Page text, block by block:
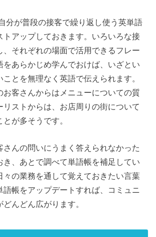
分が普段の接客で繰り返し使う英単語
トアップしておきます。いろいろな接
、それぞれの場面で活用できるフレー
をあらかじめ学んでおけば、いざとい
ことを無理なく英語で伝えられます。
お客さんからはメニューについての質
リストからは、お店周りの街について
が多そうです。
さんの問いにうまく答えられなかった
き、あとで調べて単語帳を補足してい
々の業務を通して覚えておきたい言葉
語帳をアップデートすれば、コミュニ
んどん広がります。